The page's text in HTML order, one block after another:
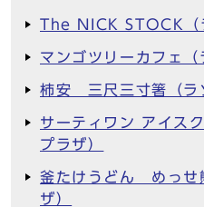
The NICK STOCK（
マンゴツリーカフェ（
柿安 三尺三寸箸（ラ
サーティワン アイス
プラザ）
釜たけうどん めっせ
ザ）